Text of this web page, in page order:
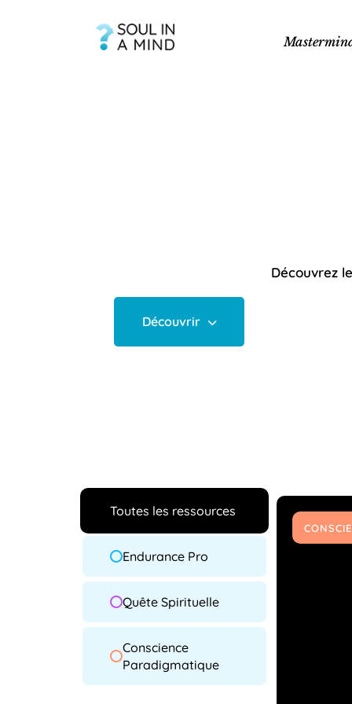
Découvrez
Découvrir
Toutes les ressources
Endurance Pro
Quête Spirituelle
Conscience
Paradigmatique